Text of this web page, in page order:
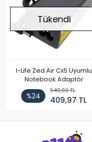
Tükendi
I-Life Zed Air Cx5 Uyumlu
Notebook Adaptör
%24
540,93 TL
409,97 TL